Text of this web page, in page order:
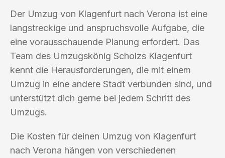
Der Umzug von Klagenfurt nach Verona ist eine
langstreckige und anspruchsvolle Aufgabe, die
eine vorausschauende Planung erfordert. Das
Team des Umzugskönig Scholzs Klagenfurt
kennt die Herausforderungen, die mit einem
Umzug in eine andere Stadt verbunden sind, und
unterstützt dich gerne bei jedem Schritt des
Umzugs.
Die Kosten für deinen Umzug von Klagenfurt
nach Verona hängen von verschiedenen